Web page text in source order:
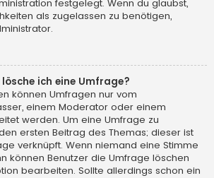
festgelegt. Wenn du glaubst,
als zugelassen zu benötigen,
ich eine Umfrage?
können Umfragen nur vom
einem Moderator oder einem
werden. Um eine Umfrage zu
ersten Beitrag des Themas; dieser ist
verknüpft. Wenn niemand eine Stimme
können Benutzer die Umfrage löschen
bearbeiten. Sollte allerdings schon ein